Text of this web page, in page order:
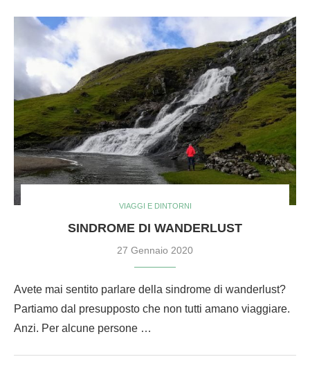
VIAGGI E DINTORNI
SINDROME DI WANDERLUST
27 Gennaio 2020
Avete mai sentito parlare della sindrome di wanderlust?
Partiamo dal presupposto che non tutti amano viaggiare.
Anzi. Per alcune persone …